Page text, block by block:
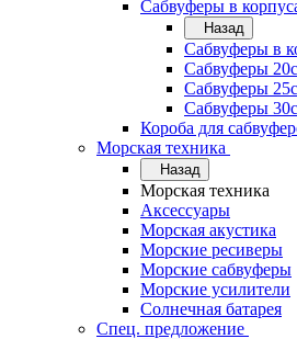
Сабвуферы в
Назад
Сабвуферы в
Сабвуферы
Сабвуферы
Сабвуферы
Короба для
Морская техника
Назад
Морская техника
Аксессуары
Морская акустика
Морские ресиверы
Морские сабвуферы
Морские усилители
Солнечная батарея
Спец. предложение